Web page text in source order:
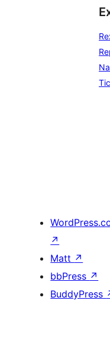
↗
Matt ↗
bbPress ↗
BuddyPress